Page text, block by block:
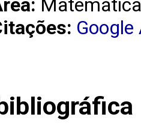
Matemática